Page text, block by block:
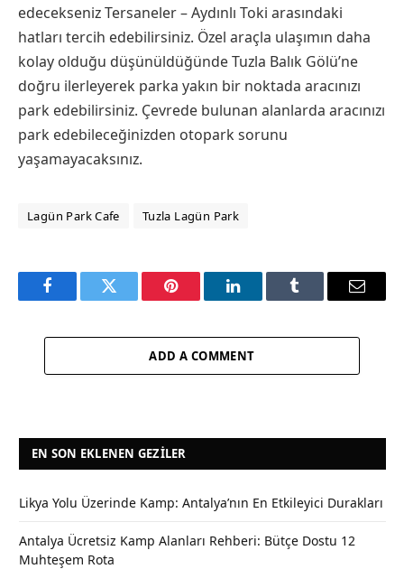
edecekseniz Tersaneler – Aydınlı Toki arasındaki
hatları tercih edebilirsiniz. Özel araçla ulaşımın daha
kolay olduğu düşünüldüğünde Tuzla Balık Gölü’ne
doğru ilerleyerek parka yakın bir noktada aracınızı
park edebilirsiniz. Çevrede bulunan alanlarda aracınızı
park edebileceğinizden otopark sorunu
yaşamayacaksınız.
Lagün Park Cafe Tuzla Lagün Park
FacebookTwitter Pinterest LinkedInTumblr Email
ADD A COMMENT
EN SON EKLENEN GEZILER
Likya Yolu Üzerinde Kamp: Antalya’nın En Etkileyici Durakları
Antalya Ücretsiz Kamp Alanları Rehberi: Bütçe Dostu 12
Muhteşem Rota